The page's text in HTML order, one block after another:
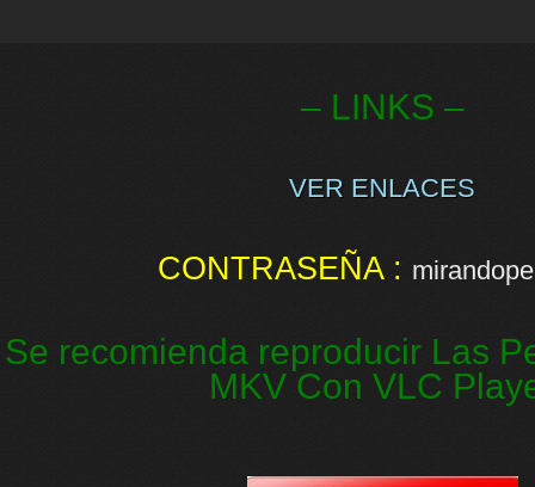
– LINKS –
VER ENLACES
CONTRASEÑA :
Se recomienda reproducir Las
MKV Con VLC